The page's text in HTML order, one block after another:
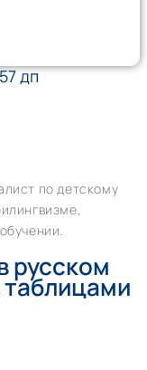
дп
по детскому
русском